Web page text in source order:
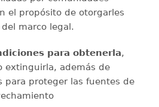
el propósito de otorgarles
marco legal.
para obtenerla,
extinguirla, además de
para proteger las fuentes de